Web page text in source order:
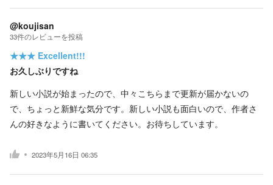
@koujisan
33件のレビューを投稿
★★★ Excellent!!!
お久しぶりですね
新しい小説が始まったので、中々こちらまで更新が届かないの
で、ちょっと新鮮な気分です。新しい小説も面白いので、作者さ
んの好きなように書いてください。お待ちしています。
2023年5月16日 06:35